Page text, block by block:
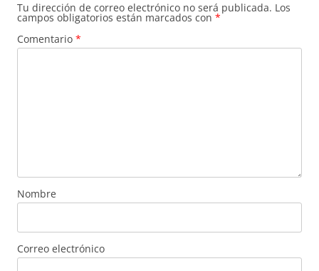
Tu dirección de correo electrónico no será publicada. Los
campos obligatorios están marcados con *
Comentario *
Nombre
Correo electrónico